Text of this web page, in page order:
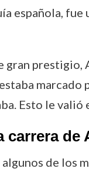
española,
gran
Esto le
carrera de
de los